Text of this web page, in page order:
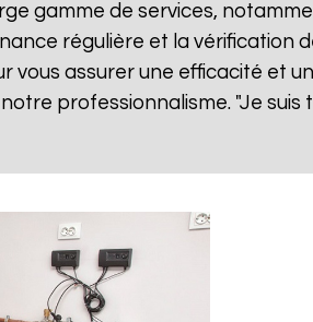
gamme de services,
régulière et la vérification
vous assurer une efficacité et
professionnalisme. "Je